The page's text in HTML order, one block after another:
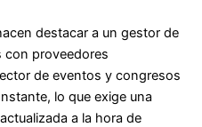
destacar a un gestor de
con proveedores
de eventos y congresos
lo que exige una
a la hora de